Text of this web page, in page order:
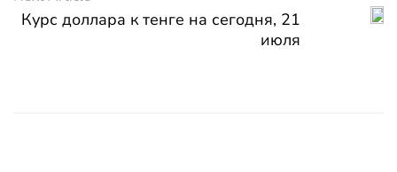
Курс доллара к тенге на сегодня, 21
июля